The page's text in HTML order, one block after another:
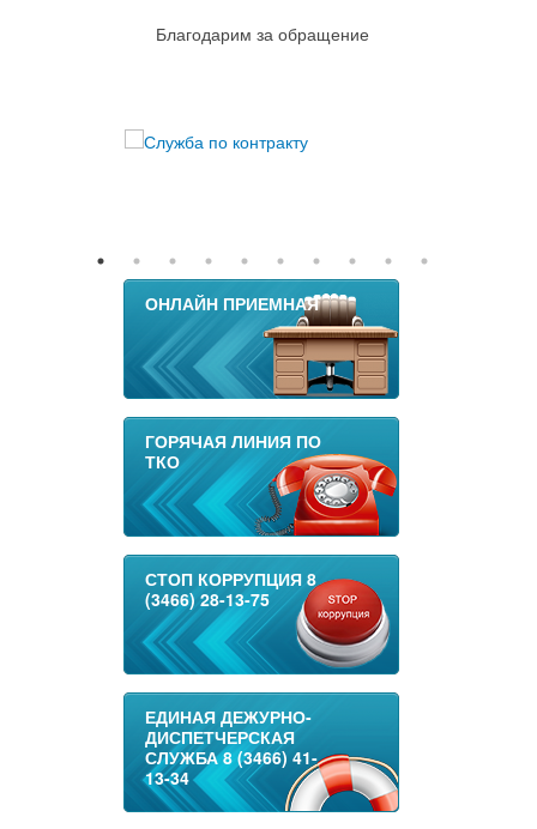
Благодарим за обращение
ОНЛАЙН ПРИЕМНАЯ
ГОРЯЧАЯ ЛИНИЯ ПО
ТКО
СТОП КОРРУПЦИЯ 8
(3466) 28-13-75
ЕДИНАЯ ДЕЖУРНО-
ДИСПЕТЧЕРСКАЯ
СЛУЖБА 8 (3466) 41-
13-34